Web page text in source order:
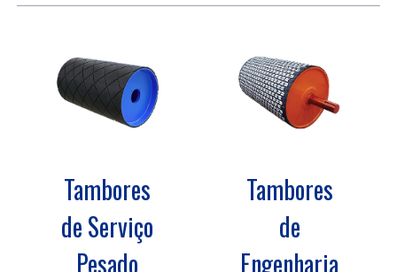
Tambores
de Serviço
Pesado
Tambores
de
Engenharia